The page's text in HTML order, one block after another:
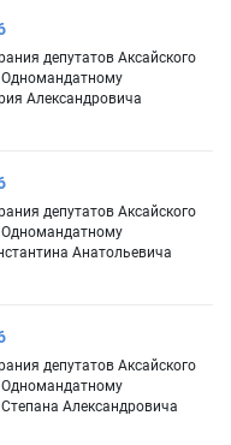
депутатов Аксайского
Одномандатному
Александровича
депутатов Аксайского
Одномандатному
Анатольевича
депутатов Аксайского
Одномандатному
Александровича